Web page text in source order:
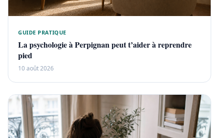
GUIDE PRATIQUE
La psychologie à Perpignan peut t’aider à reprendre
pied
10 août 2026